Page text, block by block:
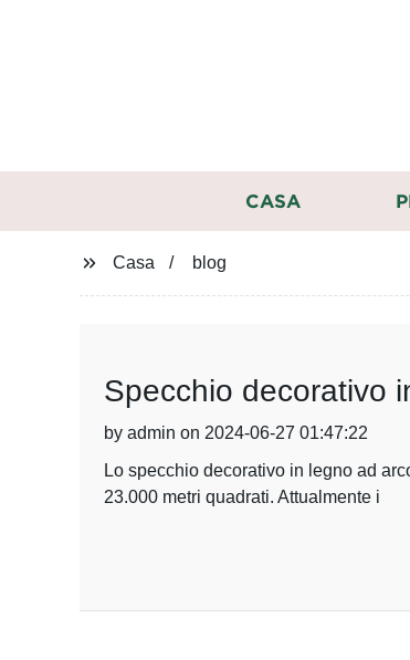
CASA
Casa blog
Specchio decorativo
by admin on 2024-06-27 01:47:22
Lo specchio decorativo in legno ad
23.000 metri quadrati. Attualmente i